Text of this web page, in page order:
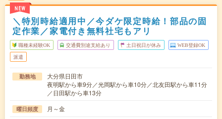
NEW
＼特別時給適用中／今ダケ限定時給！部品の固
定作業／家電付き無料社宅もアリ
職種未経験OK 交通費別途支給あり 土日祝日が休み WEB登録OK
派遣
勤務地
大分県日田市
夜明駅から車9分／光岡駅から車10分／北友田駅から車11分
／日田駅から車13分
曜日頻度 月～金